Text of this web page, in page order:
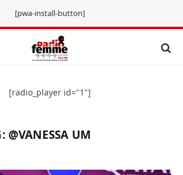
[pwa-install-button]
[radio_player id="1"]
@VANESSA UM